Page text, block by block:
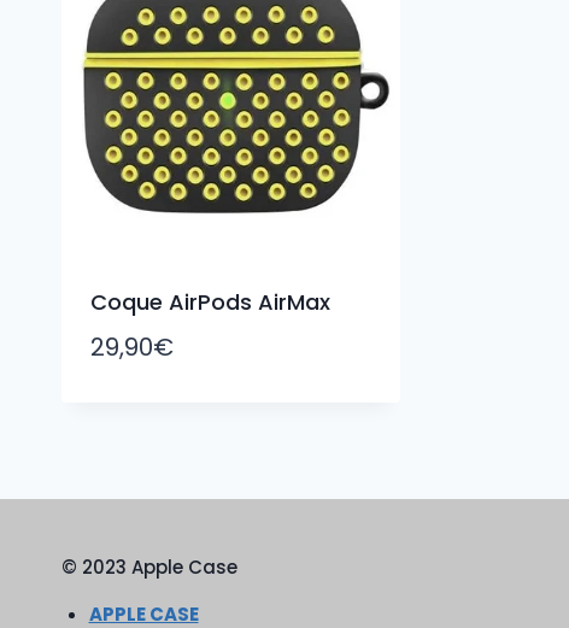
Coque AirPods AirMax
29,90€
© 2023 Apple Case
APPLE CASE